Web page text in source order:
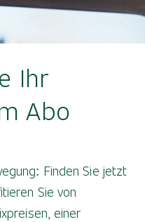
Ihr
Abo
Finden Sie jetzt
Sie von
einer